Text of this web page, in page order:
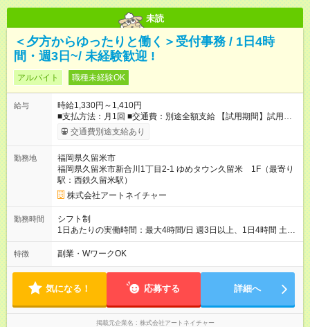
未読
＜夕方からゆったりと働く＞受付事務 / 1日4時
間・週3日~/ 未経験歓迎 !
アルバイト 職種未経験OK
給与
時給1,330円～1,410円
■支払方法：月1回 ■交通費：別途全額支給 【試用期間】試用期
間あり 試用期間の長さ：6ヶ月 雇用形態、給与は本採用時と同
じです。
交通費別途支給あり
勤務地
福岡県久留米市
福岡県久留米市新合川1丁目2-1 ゆめタウン久留米 1F（最寄り
駅：西鉄久留米駅）
株式会社アートネイチャー
勤務時間
シフト制
1日あたりの実働時間：最大4時間/日 週3日以上、1日4時間 土曜
や日曜のお休みも応相談 17:10～21:10 「昼間のレジの仕事とW
ワークで働きたい」 「夕食後の空いている時間を有効活用した
特徴 副業・WワークOK
気になる！ 応募する 詳細へ
掲載元企業名 株式会社アートネイチャー